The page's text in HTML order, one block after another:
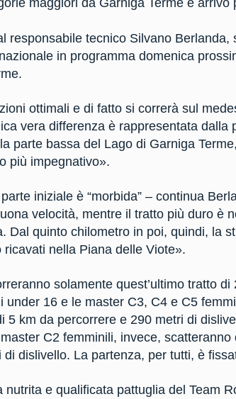
maggiori da Garniga Terme e arrivo
responsabile tecnico Silvano Berlanda,
in programma domenica
ottimali e di fatto si correrà sul
vera differenza è rappresentata dalla
parte bassa del Lago di Garniga
più impegnativo».
iniziale è “morbida” – continua
velocità, mentre il tratto più duro è
Dal quinto chilometro in poi, quindi, la
nella Piana delle Viote».
solamente quest’ultimo tratto di
under 16 e le master C3, C4 e C5
5 km da percorrere e 290 metri di
C2 femminili, invece, scatteranno
dislivello. La partenza, per tutti, è
e qualificata pattuglia del Team